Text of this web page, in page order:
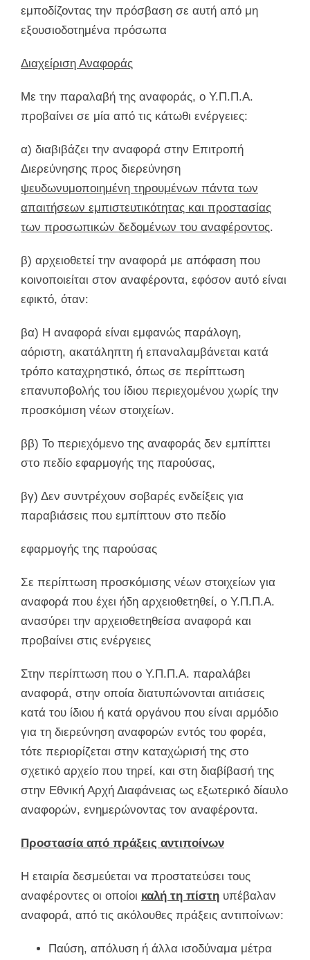
εμποδίζοντας την πρόσβαση σε αυτή από μη
εξουσιοδοτημένα πρόσωπα
Διαχείριση Αναφοράς
Με την παραλαβή της αναφοράς, ο Υ.Π.Π.Α.
προβαίνει σε μία από τις κάτωθι ενέργειες:
α) διαβιβάζει την αναφορά στην Επιτροπή
Διερεύνησης προς διερεύνηση
ψευδωνυμοποιημένη τηρουμένων πάντα των
απαιτήσεων εμπιστευτικότητας και προστασίας
των προσωπικών δεδομένων του αναφέροντος.
β) αρχειοθετεί την αναφορά με απόφαση που
κοινοποιείται στον αναφέροντα, εφόσον αυτό είναι
εφικτό, όταν:
βα) Η αναφορά είναι εμφανώς παράλογη,
αόριστη, ακατάληπτη ή επαναλαμβάνεται κατά
τρόπο καταχρηστικό, όπως σε περίπτωση
επανυποβολής του ίδιου περιεχομένου χωρίς την
προσκόμιση νέων στοιχείων.
ββ) Το περιεχόμενο της αναφοράς δεν εμπίπτει
στο πεδίο εφαρμογής της παρούσας,
βγ) Δεν συντρέχουν σοβαρές ενδείξεις για
παραβιάσεις που εμπίπτουν στο πεδίο
εφαρμογής της παρούσας
Σε περίπτωση προσκόμισης νέων στοιχείων για
αναφορά που έχει ήδη αρχειοθετηθεί, ο Υ.Π.Π.Α.
ανασύρει την αρχειοθετηθείσα αναφορά και
προβαίνει στις ενέργειες
Στην περίπτωση που ο Υ.Π.Π.Α. παραλάβει
αναφορά, στην οποία διατυπώνονται αιτιάσεις
κατά του ίδιου ή κατά οργάνου που είναι αρμόδιο
για τη διερεύνηση αναφορών εντός του φορέα,
τότε περιορίζεται στην καταχώρισή της στο
σχετικό αρχείο που τηρεί, και στη διαβίβασή της
στην Εθνική Αρχή Διαφάνειας ως εξωτερικό δίαυλο
αναφορών, ενημερώνοντας τον αναφέροντα.
Προστασία από πράξεις αντιποίνων
Η εταιρία δεσμεύεται να προστατεύσει τους
αναφέροντες οι οποίοι καλή τη πίστηυπέβαλαν
αναφορά, από τις ακόλουθες πράξεις αντιποίνων:
Παύση, απόλυση ή άλλα ισοδύναμα μέτρα